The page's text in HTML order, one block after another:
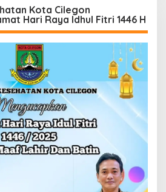
Kota Cilegon
Hari Raya Idhul Fitri 1446 H